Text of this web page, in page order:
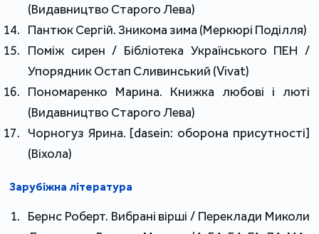
(Видавництво Старого Лева)
Пантюк Сергій. Зникома зима (Меркюрі Поділля)
Поміж сирен / Бібліотека Українського ПЕН /
Упорядник Остап Сливинський (Vivat)
Пономаренко Марина. Книжка любові і люті
(Видавництво Старого Лева)
Чорногуз Ярина. [dasein: оборона присутності]
(Віхола)
Зарубіжна література
Бернс Роберт. Вибрані вірші / Переклади Миколи